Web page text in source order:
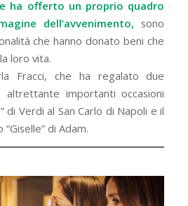
ha offerto un proprio quadro
dell’avvenimento, sono
che hanno donato beni che
loro vita.
Fracci, che ha regalato due
altrettante importanti occasioni
di Verdi al San Carlo di Napoli e il
di Adam.